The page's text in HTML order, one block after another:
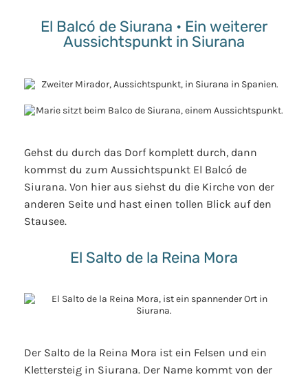
El Balcó de Siurana • Ein weiterer
Aussichtspunkt in Siurana
Gehst du durch das Dorf komplett durch, dann
kommst du zum Aussichtspunkt El Balcó de
Siurana. Von hier aus siehst du die Kirche von der
anderen Seite und hast einen tollen Blick auf den
Stausee.
El Salto de la Reina Mora
Der Salto de la Reina Mora ist ein Felsen und ein
Klettersteig in Siurana. Der Name kommt von der